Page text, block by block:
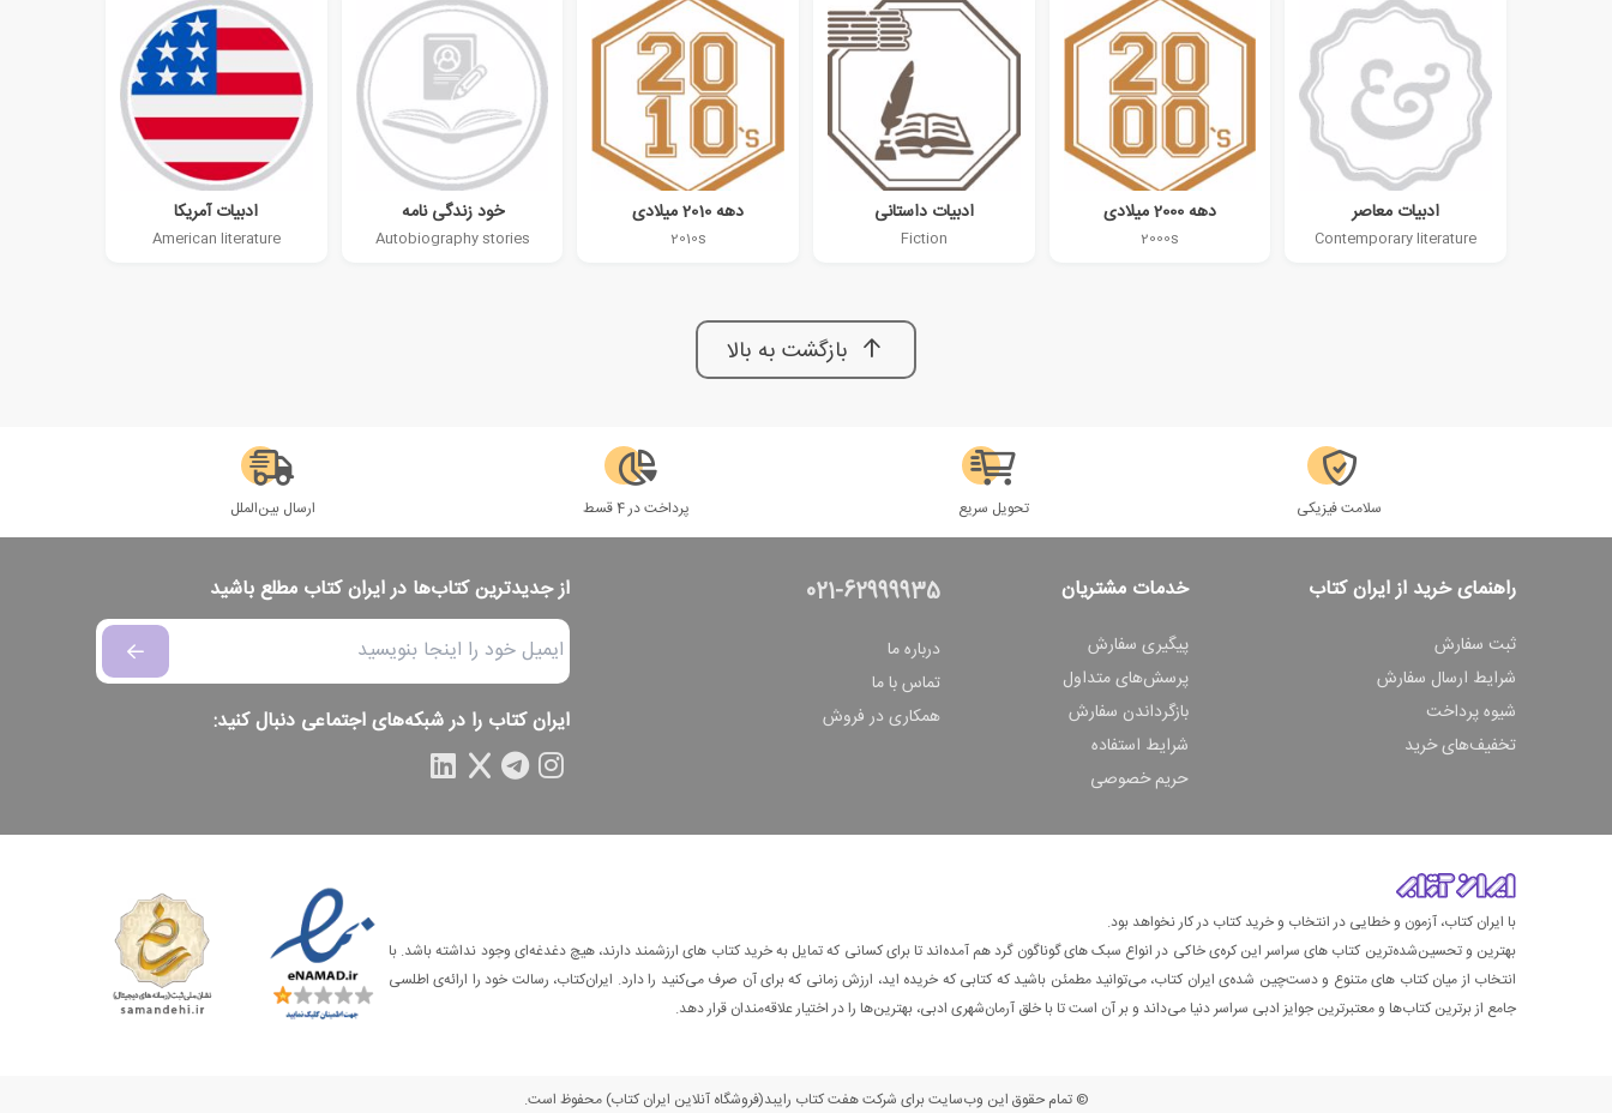
ادبیات معاصر
Contemporary literature
دهه 2000 میلادی
2000s
ادبیات داستانی
Fiction
دهه 2010 میلادی
2010s
خود زندگی نامه
Autobiography stories
ادبیات آمریکا
American literature
بازگشت به بالا
سلامت فیزیکی تحویل سریع پرداخت در 4 قسط ارسال بین‌الملل
راهنمای خرید از ایران کتاب
ثبت سفارش
شرایط ارسال سفارش
شیوه پرداخت
تخفیف‌های خرید
خدمات مشتریان
پیگیری سفارش
پرسش‌های متداول
بازگرداندن سفارش
شرایط استفاده
حریم خصوصی
021-62999935
درباره ما
تماس با ما
همکاری در فروش
از جدیدترین کتاب‌ها در ایران کتاب مطلع باشید
ایران کتاب را در شبکه‌های اجتماعی دنبال کنید:
با ایران کتاب، آزمون و خطایی در انتخاب و خرید کتاب در کار نخواهد بود.
بهترین و تحسین‌شده‌ترین کتاب‌ های سراسر این کره‌ی خاکی در انواع سبک های گوناگون گرد هم آمده‌اند تا برای کسانی که تمایل به خرید کتاب های ارزشمند دارند، هیچ دغدغه‌ای وجود نداشته باشد. با
انتخاب از میان کتاب های متنوع و دست‌چین شده‌ی ایران کتاب، می‌توانید مطمئن باشید که کتابی که خریده اید، ارزش زمانی که برای آن صرف می‌کنید را دارد. ایران‌کتاب، رسالت خود را ارائه‌ی اطلسی
جامع از برترین کتاب‌ها و معتبرترین جوایز ادبی سراسر دنیا می‌داند و بر آن است تا با خلق آرمان‌شهری ادبی، بهترین‌ها را در اختیار علاقه‌مندان قرار دهد.
© تمام حقوق این وب‌سایت برای شرکت هفت کتاب رایبد(فروشگاه آنلاین ایران کتاب) محفوظ است.